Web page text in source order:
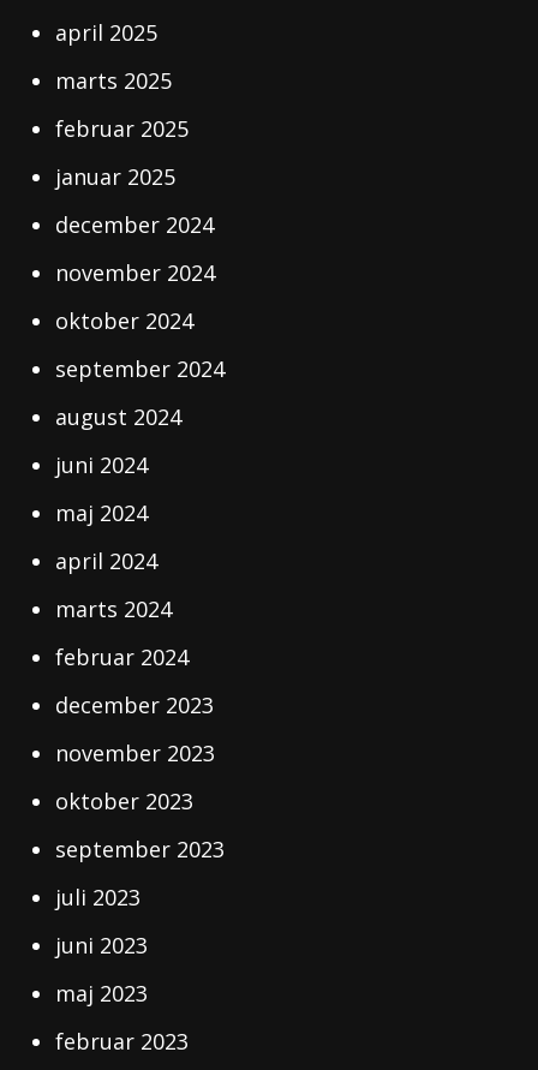
april 2025
marts 2025
februar 2025
januar 2025
december 2024
november 2024
oktober 2024
september 2024
august 2024
juni 2024
maj 2024
april 2024
marts 2024
februar 2024
december 2023
november 2023
oktober 2023
september 2023
juli 2023
juni 2023
maj 2023
februar 2023